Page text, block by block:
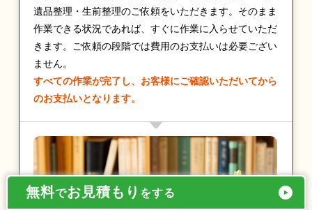
遺品整理・生前整理のご依頼をいただきます。そのまま
作業できる状況であれば、すぐに作業に入らせていただ
きます。ご依頼の段階では費用のお支払いは必要ござい
ません。
すべての作業が完了し、お客様にご確認いただいてから
のお支払いとなります。
無料でお見積もり をする